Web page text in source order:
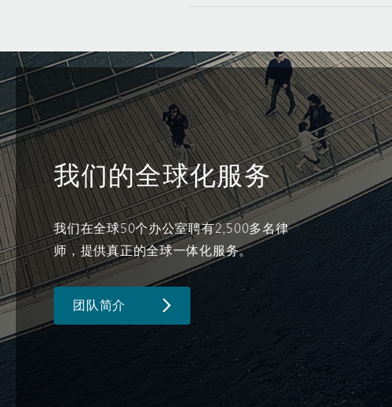
Reinsurance
Specialty
菲尼克斯
三藩市
多伦多
温哥华
华盛顿
马德里
曼彻斯特，新贝利广场2号
米兰
慕尼克
纽卡斯尔
我们的全球化服务
我们在全球50个办公室聘有2,500多名律
师，提供真正的全球一体化服务。
团队简介